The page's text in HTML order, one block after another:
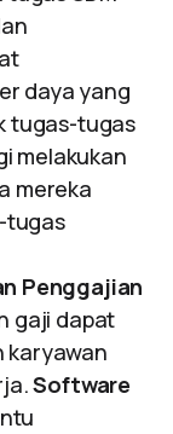
daya yang
tugas-tugas
melakukan
mereka
tugas
Penggajian
gaji dapat
karyawan
Software